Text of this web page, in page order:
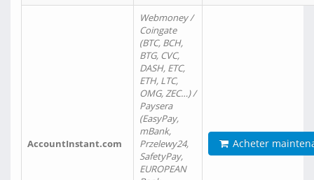
AccountInstant.com
Webmoney /
Coingate
(BTC, BCH,
BTG, CVC,
DASH, ETC,
ETH, LTC,
OMG, ZEC…) /
Paysera
(EasyPay,
mBank,
Przelewy24,
SafetyPay,
EUROPEAN
Acheter